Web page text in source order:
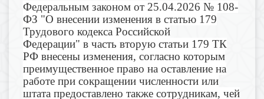
Федеральным законом от 25.04.2026 № 108-
ФЗ "О внесении изменения в статью 179
Трудового кодекса Российской
Федерации" в часть вторую статьи 179 ТК
РФ внесены изменения, согласно которым
преимущественное право на оставление на
работе при сокращении численности или
штата предоставлено также сотрудникам, чей